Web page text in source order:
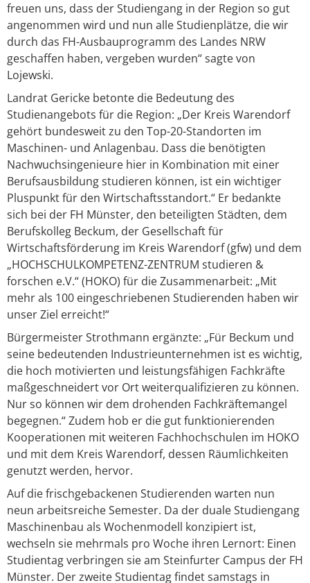
freuen uns, dass der Studiengang in der Region so gut
angenommen wird und nun alle Studienplätze, die wir
durch das FH-Ausbauprogramm des Landes NRW
geschaffen haben, vergeben wurden“ sagte von
Lojewski.
Landrat Gericke betonte die Bedeutung des
Studienangebots für die Region: „Der Kreis Warendorf
gehört bundesweit zu den Top-20-Standorten im
Maschinen- und Anlagenbau. Dass die benötigten
Nachwuchsingenieure hier in Kombination mit einer
Berufsausbildung studieren können, ist ein wichtiger
Pluspunkt für den Wirtschaftsstandort.“ Er bedankte
sich bei der FH Münster, den beteiligten Städten, dem
Berufskolleg Beckum, der Gesellschaft für
Wirtschaftsförderung im Kreis Warendorf (gfw) und dem
„HOCHSCHULKOMPETENZ-ZENTRUM studieren &
forschen e.V.“ (HOKO) für die Zusammenarbeit: „Mit
mehr als 100 eingeschriebenen Studierenden haben wir
unser Ziel erreicht!“
Bürgermeister Strothmann ergänzte: „Für Beckum und
seine bedeutenden Industrieunternehmen ist es wichtig,
die hoch motivierten und leistungsfähigen Fachkräfte
maßgeschneidert vor Ort weiterqualifizieren zu können.
Nur so können wir dem drohenden Fachkräftemangel
begegnen.“ Zudem hob er die gut funktionierenden
Kooperationen mit weiteren Fachhochschulen im HOKO
und mit dem Kreis Warendorf, dessen Räumlichkeiten
genutzt werden, hervor.
Auf die frischgebackenen Studierenden warten nun
neun arbeitsreiche Semester. Da der duale Studiengang
Maschinenbau als Wochenmodell konzipiert ist,
wechseln sie mehrmals pro Woche ihren Lernort: Einen
Studientag verbringen sie am Steinfurter Campus der FH
Münster. Der zweite Studientag findet samstags in